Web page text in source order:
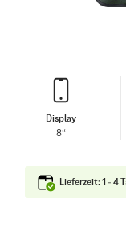
Display
8“
Lieferzeit: 1 - 4